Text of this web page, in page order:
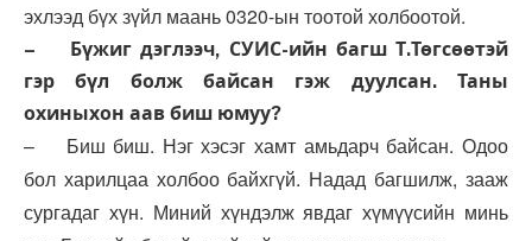
эхлээд бүх зүйл маань 0320-ын тоотой холбоотой.
– Бүжиг дэглээч, СУИС-ийн багш Т.Төгсөөтэй
гэр бүл болж байсан гэж дуулсан. Таны
охиныхон аав биш юмуу?
– Биш биш. Нэг хэсэг хамт амьдарч байсан. Одоо
бол харилцаа холбоо байхгүй. Надад багшилж, зааж
сургадаг хүн. Миний хүндэлж явдаг хүмүүсийн минь